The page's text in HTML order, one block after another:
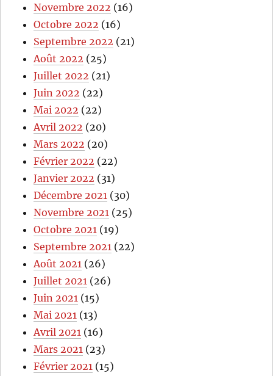
Novembre 2022 (16)
Octobre 2022 (16)
Septembre 2022 (21)
Août 2022 (25)
Juillet 2022 (21)
Juin 2022 (22)
Mai 2022 (22)
Avril 2022 (20)
Mars 2022 (20)
Février 2022 (22)
Janvier 2022 (31)
Décembre 2021 (30)
Novembre 2021 (25)
Octobre 2021 (19)
Septembre 2021 (22)
Août 2021 (26)
Juillet 2021 (26)
Juin 2021 (15)
Mai 2021 (13)
Avril 2021 (16)
Mars 2021 (23)
Février 2021 (15)